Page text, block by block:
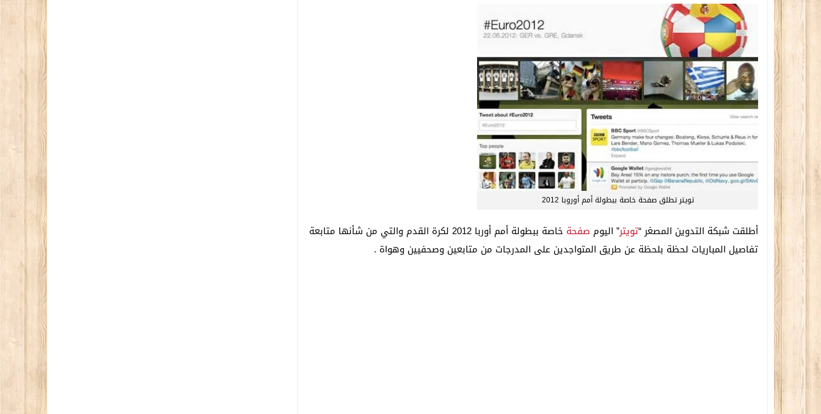
تويتر تطلق صفحة خاصة ببطولة أمم أوروبا 2012
أطلقت شبكة التدوين المصغر “تويتر” اليوم صفحة
خاصة ببطولة أمم أوربا 2012 لكرة القدم والتي من شأنها متابعة
تفاصيل المباريات لحظة بلحظة عن طريق المتواجدين على المدرجات من متابعين وصحفيين وهواة .